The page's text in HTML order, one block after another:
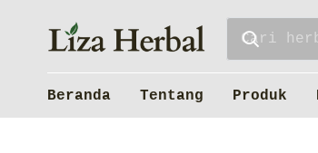
Beranda Tentang Produk